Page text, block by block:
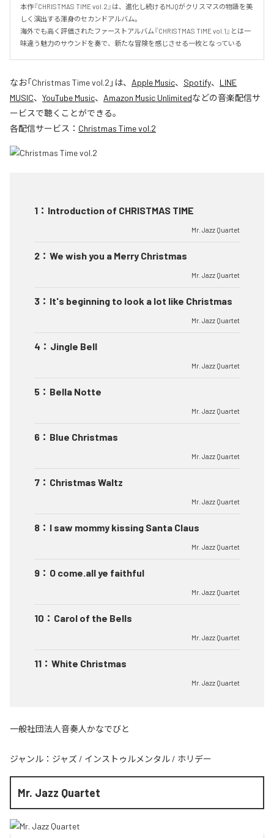
本作『CHRISTMAS TIME vol.2』は、進化し続けるMJQがクリスマスの物語を美
しく演出する渾身のセカンドアルバム。
海外でも高く評価されたファーストアルバム『CHRISTMAS TIME vol.1』とは一
味違う魅力のサウンドを奏で、新たな冒険を感じさせる一枚となっている
なお「Christmas Time vol.2 」は、 Apple Music、 Spotify、 LINE
MUSIC、 YouTube Music、 Amazon Music Unlimitedなどの音楽配信サ
ービスで聴くことができる。
各配信サービス： Christmas Time vol.2
1 ： Introduction of CHRISTMAS TIME
Mr. Jazz Quartet
2 ： We wish you a Merry Christmas
Mr. Jazz Quartet
3 ： It's beginning to look a lot like Christmas
Mr. Jazz Quartet
4 ： Jingle Bell
Mr. Jazz Quartet
5 ： Bella Notte
Mr. Jazz Quartet
6 ： Blue Christmas
Mr. Jazz Quartet
7 ： Christmas Waltz
Mr. Jazz Quartet
8 ： I saw mommy kissing Santa Claus
Mr. Jazz Quartet
9 ： O come.all ye faithful
Mr. Jazz Quartet
10 ： Carol of the Bells
Mr. Jazz Quartet
11 ： White Christmas
Mr. Jazz Quartet
一般社団法人音奏人かなでびと
ジャンル： ジャズ / インストゥルメンタル / ホリデー
Mr. Jazz Quartet